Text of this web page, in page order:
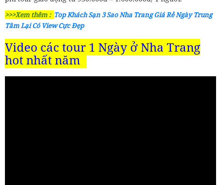
>>>Xem thêm : Top Khách Sạn 3 Sao Nha Trang Giá Rẻ Ngày Trung
Tâm Lại Có View Cực Đẹp
Video các tour 1 Ngày ở Nha Trang
hot nhất năm